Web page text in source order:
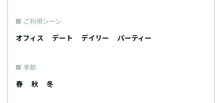
ご利用シーン
オフィス デート デイリー パーティー
季節
春 秋 冬